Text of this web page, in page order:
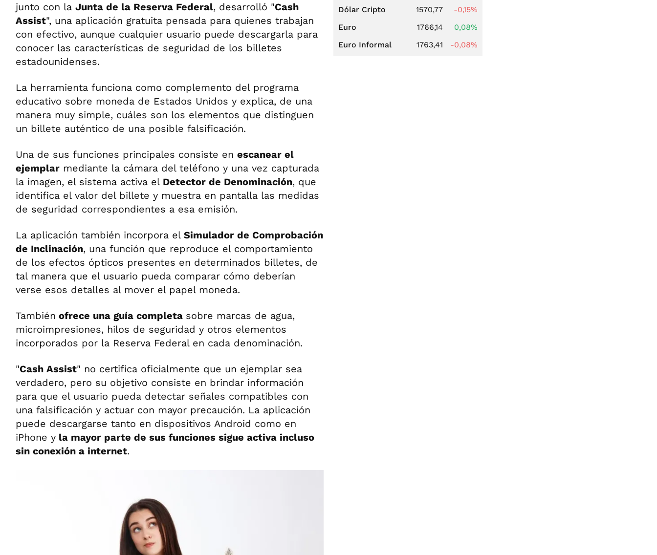
junto con la Junta de la Reserva Federal, desarrolló "Cash
Assist", una aplicación gratuita pensada para quienes trabajan
con efectivo, aunque cualquier usuario puede descargarla para
conocer las características de seguridad de los billetes
estadounidenses.
La herramienta funciona como complemento del programa
educativo sobre moneda de Estados Unidos y explica, de una
manera muy simple, cuáles son los elementos que distinguen
un billete auténtico de una posible falsificación.
Una de sus funciones principales consiste en escanear el
ejemplar mediante la cámara del teléfono y una vez capturada
la imagen, el sistema activa el Detector de Denominación, que
identifica el valor del billete y muestra en pantalla las medidas
de seguridad correspondientes a esa emisión.
La aplicación también incorpora el Simulador de Comprobación
de Inclinación, una función que reproduce el comportamiento
de los efectos ópticos presentes en determinados billetes, de
tal manera que el usuario pueda comparar cómo deberían
verse esos detalles al mover el papel moneda.
También ofrece una guía completa sobre marcas de agua,
microimpresiones, hilos de seguridad y otros elementos
incorporados por la Reserva Federal en cada denominación.
"Cash Assist" no certifica oficialmente que un ejemplar sea
verdadero, pero su objetivo consiste en brindar información
para que el usuario pueda detectar señales compatibles con
una falsificación y actuar con mayor precaución. La aplicación
puede descargarse tanto en dispositivos Android como en
iPhone y la mayor parte de sus funciones sigue activa incluso
sin conexión a internet.
Dólar Cripto 1570,77
-0,15%
Euro
1766,14
0,08%
Euro Informal
1763,41 -0,08%